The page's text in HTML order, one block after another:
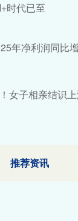
时代已至
年净利润同比
女子相亲结识
推荐资讯